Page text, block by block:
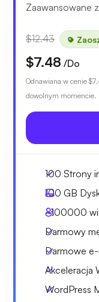
Zaawansowane
$12.43
$7.48 /Do
Odnawiana w cenie
dowolnym momencie.
100 Strony
100 GB
~100000
Darmowy
Darmowe
Akceleracja
WordPress